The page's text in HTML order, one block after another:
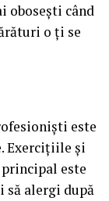
obosești când
o ți se
este
Exercițiile și
este
să alergi după